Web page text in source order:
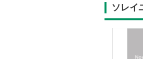
ソレイ